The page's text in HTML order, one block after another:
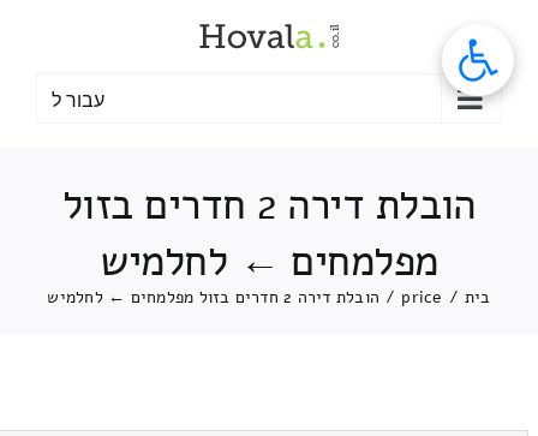
עבור ל
הובלת דירה 2 חדרים בזול
מפלמחים ← לחלמיש
בית /
price
/ הובלת דירה 2 חדרים בזול מפלמחים ← לחלמיש